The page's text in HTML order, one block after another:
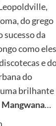
do grego
da
como
e
do
brilhante
Mangwana…